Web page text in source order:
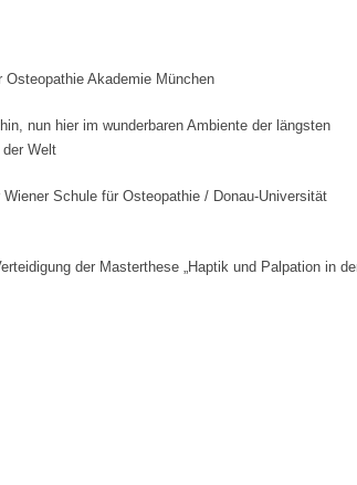
Akademie München
nun hier im wunderbaren Ambiente der längsten
Welt
Schule für Osteopathie / Donau-Universität
der Masterthese „Haptik und Palpation in